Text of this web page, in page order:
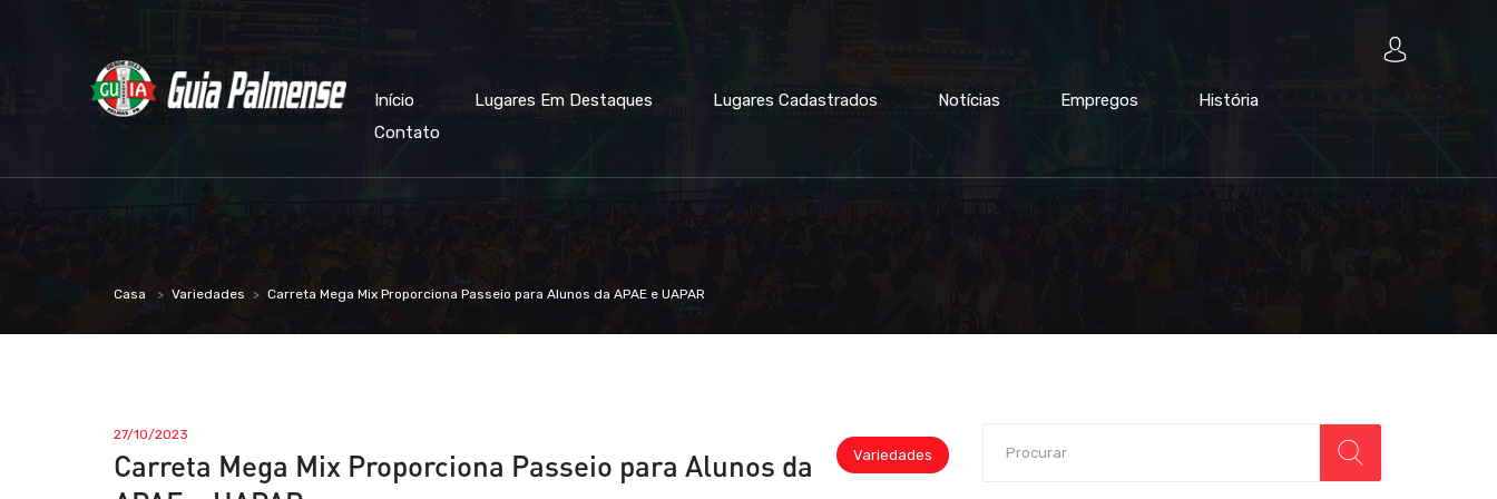
Início Lugares Em Destaques Lugares Cadastrados Notícias Empregos
História
Contato
Casa Variedades Carreta Mega Mix Proporciona Passeio para Alunos da APAE e UAPAR
Variedades
27/10/2023
Carreta Mega Mix Proporciona Passeio para Alunos da